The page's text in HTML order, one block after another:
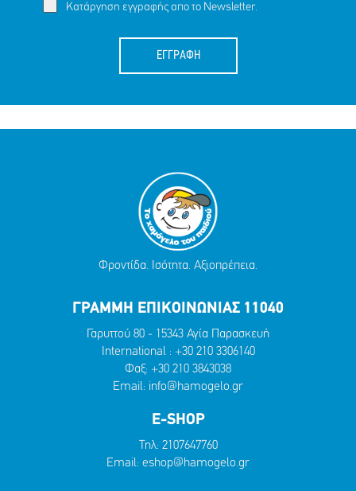
Κατάργηση εγγραφής απο το Newsletter.
ΕΓΓΡΑΦΗ
Φροντίδα. Ισότητα. Αξιοπρέπεια.
ΓΡΑΜΜΗ ΕΠΙΚΟΙΝΩΝΙΑΣ 11040
Γαρυττού 80 - 15343 Αγία Παρασκευή
International : +30 210 3306140
Φαξ: +30 210 3843038
Email: info@hamogelo.gr
E-SHOP
Τηλ: 2107647760
Email: eshop@hamogelo.gr